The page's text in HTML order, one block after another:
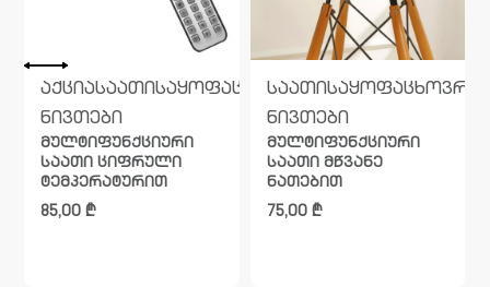
აქციასაათისაყოფაცხოვრებო
ნივთები
მულტიფუნქციური
საათი ციფრული
ტემპერატურით
85,00 ₾
საათი
ნივთები
მულტიფუნქციური
საათი მწვანე
ნათებით
75,00 ₾